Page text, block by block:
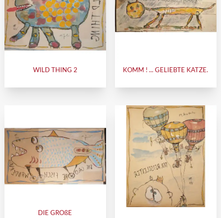
WILD THING 2 KOMM ! ... GELIEBTE KATZE.
DIE GROßE